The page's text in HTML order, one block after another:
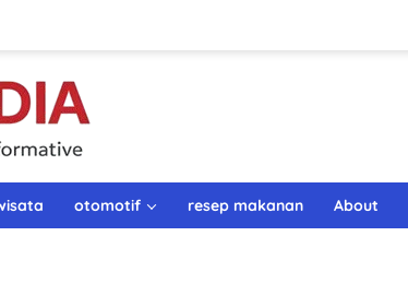
otomotif resep makanan About